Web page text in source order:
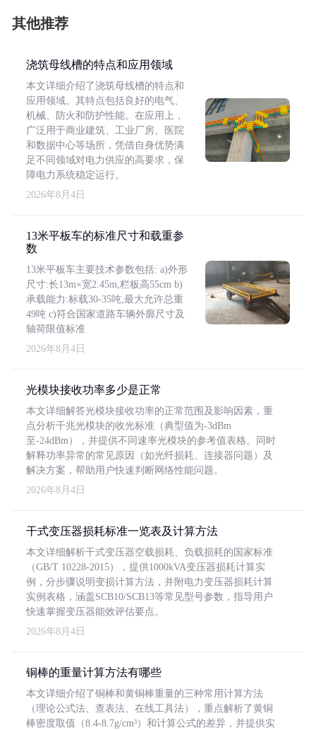
其他推荐
浇筑母线槽的特点和应用领域
本文详细介绍了浇筑母线槽的特点和
应用领域。其特点包括良好的电气、
机械、防火和防护性能。在应用上，
广泛用于商业建筑、工业厂房、医院
和数据中心等场所，凭借自身优势满
足不同领域对电力供应的高要求，保
障电力系统稳定运行。
2026年8月4日
13米平板车的标准尺寸和载重参
数
13米平板车主要技术参数包括: a)外形
尺寸:长13m×宽2.45m,栏板高55cm b)
承载能力:标载30-35吨,最大允许总重
49吨 c)符合国家道路车辆外廓尺寸及
轴荷限值标准
2026年8月4日
光模块接收功率多少是正常
本文详细解答光模块接收功率的正常范围及影响因素，重
点分析千兆光模块的收光标准（典型值为-3dBm
至-24dBm），并提供不同速率光模块的参考值表格。同时
解释功率异常的常见原因（如光纤损耗、连接器问题）及
解决方案，帮助用户快速判断网络性能问题。
2026年8月4日
干式变压器损耗标准一览表及计算方法
本文详细解析干式变压器空载损耗、负载损耗的国家标准
（GB/T 10228-2015），提供1000kVA变压器损耗计算实
例，分步骤说明变损计算方法，并附电力变压器损耗计算
实例表格，涵盖SCB10/SCB13等常见型号参数，指导用户
快速掌握变压器能效评估要点。
2026年8月4日
铜棒的重量计算方法有哪些
本文详细介绍了铜棒和黄铜棒重量的三种常用计算方法
（理论公式法、查表法、在线工具法），重点解析了黄铜
棒密度取值（8.4-8.7g/cm³）和计算公式的差异，并提供实